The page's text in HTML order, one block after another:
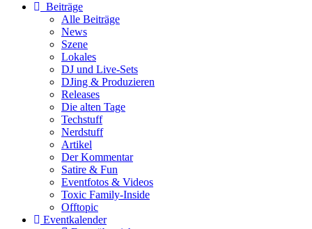
Beiträge
Alle Beiträge
News
Szene
Lokales
DJ und Live-Sets
DJing & Produzieren
Releases
Die alten Tage
Techstuff
Nerdstuff
Artikel
Der Kommentar
Satire & Fun
Eventfotos & Videos
Toxic Family-Inside
Offtopic
Eventkalender